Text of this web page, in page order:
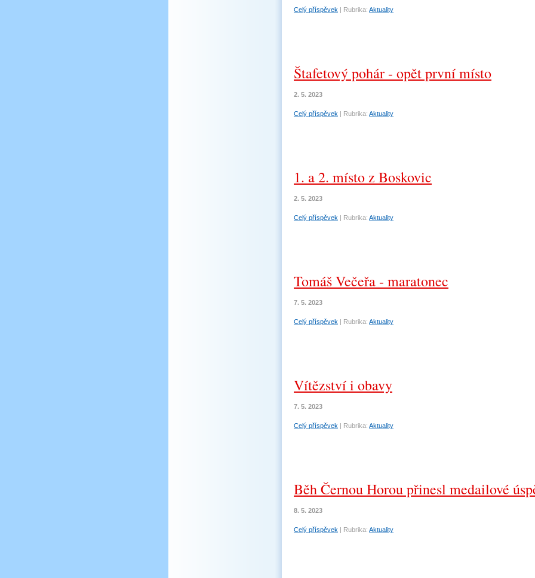
Celý příspěvek | Rubrika: Aktuality
Štafetový pohár - opět první místo
2. 5. 2023
Celý příspěvek | Rubrika: Aktuality
1. a 2. místo z Boskovic
2. 5. 2023
Celý příspěvek | Rubrika: Aktuality
Tomáš Večeřa - maratonec
7. 5. 2023
Celý příspěvek | Rubrika: Aktuality
Vítězství i obavy
7. 5. 2023
Celý příspěvek | Rubrika: Aktuality
Běh Černou Horou přinesl medailové
8. 5. 2023
Celý příspěvek | Rubrika: Aktuality